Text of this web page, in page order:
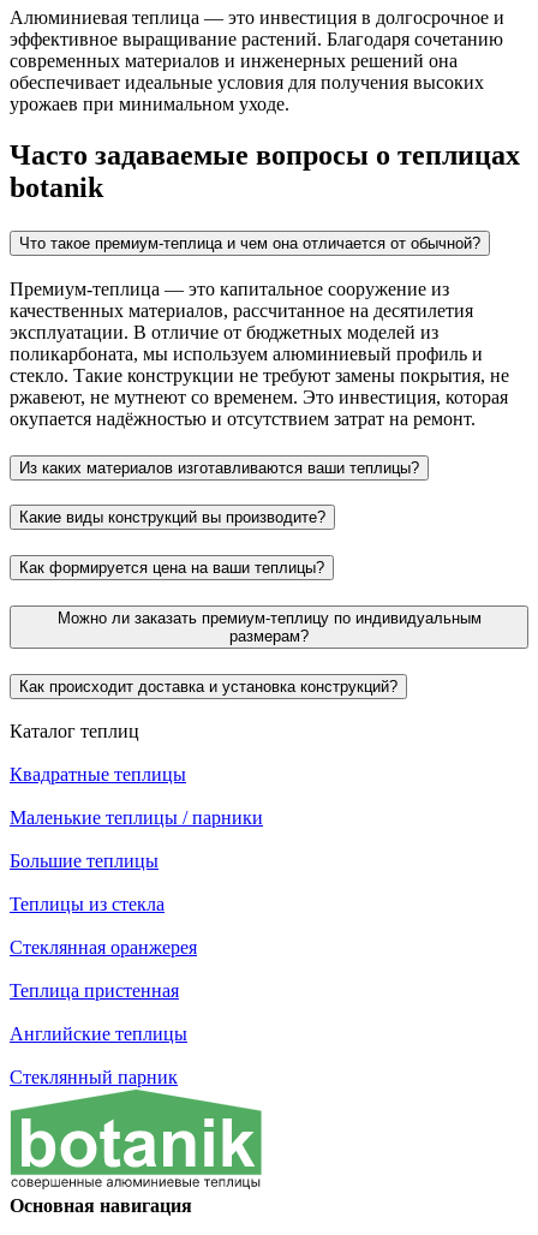
Алюминиевая теплица — это инвестиция в долгосрочное и
эффективное выращивание растений. Благодаря сочетанию
современных материалов и инженерных решений она
обеспечивает идеальные условия для получения высоких
урожаев при минимальном уходе.
Часто задаваемые вопросы о теплицах
botanik
Что такое премиум-теплица и чем она отличается от обычной?
Премиум-теплица — это капитальное сооружение из
качественных материалов, рассчитанное на десятилетия
эксплуатации. В отличие от бюджетных моделей из
поликарбоната, мы используем алюминиевый профиль и
стекло. Такие конструкции не требуют замены покрытия, не
ржавеют, не мутнеют со временем. Это инвестиция, которая
окупается надёжностью и отсутствием затрат на ремонт.
Из каких материалов изготавливаются ваши теплицы?
Какие виды конструкций вы производите?
Как формируется цена на ваши теплицы?
Можно ли заказать премиум-теплицу по индивидуальным
размерам?
Как происходит доставка и установка конструкций?
Каталог теплиц
Квадратные теплицы
Маленькие теплицы / парники
Большие теплицы
Теплицы из стекла
Стеклянная оранжерея
Теплица пристенная
Английские теплицы
Стеклянный парник
Основная навигация